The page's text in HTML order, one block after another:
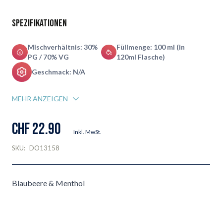
Spezifikationen
Mischverhältnis: 30%
PG / 70% VG
Füllmenge: 100 ml (in
120ml Flasche)
Geschmack: N/A
MEHR ANZEIGEN
CHF 22.90 Inkl. MwSt.
SKU: DO13158
Blaubeere & Menthol